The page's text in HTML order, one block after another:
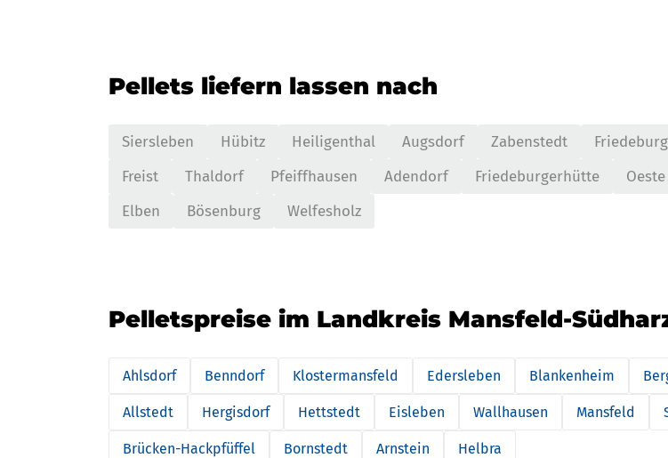
Pellets liefern lassen nach
Siersleben Hübitz Heiligenthal Augsdorf Zabenstedt Friedeburg
Freist
Thaldorf Pfeiffhausen Adendorf Friedeburgerhütte Oeste
Elben
Bösenburg Welfesholz
Pelletspreise im Landkreis Mansfeld-
Ahlsdorf Benndorf Klostermansfeld Edersleben Blankenheim
Allstedt Hergisdorf Hettstedt Eisleben Wallhausen Mansfeld
Brücken-Hackpfüffel Bornstedt Arnstein Helbra